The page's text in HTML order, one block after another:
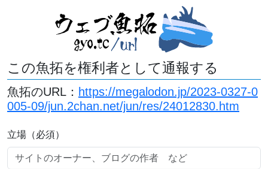
この魚拓を権利者として通報する
魚拓のURL： https://megalodon.jp/2023-0327-0
005-09/jun.2chan.net/jun/res/24012830.htm
立場（必須）